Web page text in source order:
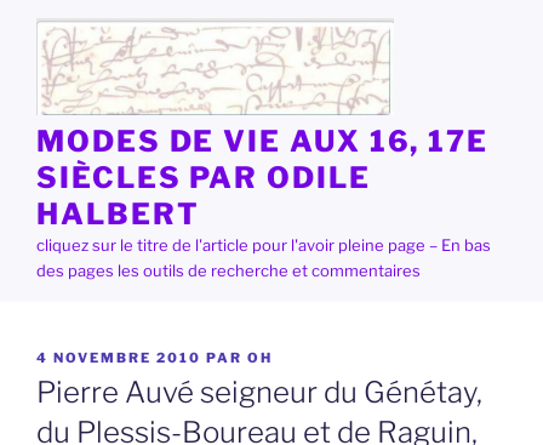
contenu
principal
MODES DE VIE AUX 16, 17E
SIÈCLES PAR ODILE
HALBERT
cliquez sur le titre de l'article pour l'avoir pleine page – En bas
des pages les outils de recherche et commentaires
PUBLIÉ
LE
4 NOVEMBRE 2010 PAR OH
Pierre Auvé seigneur du Génétay,
du Plessis-Boureau et de Raguin,